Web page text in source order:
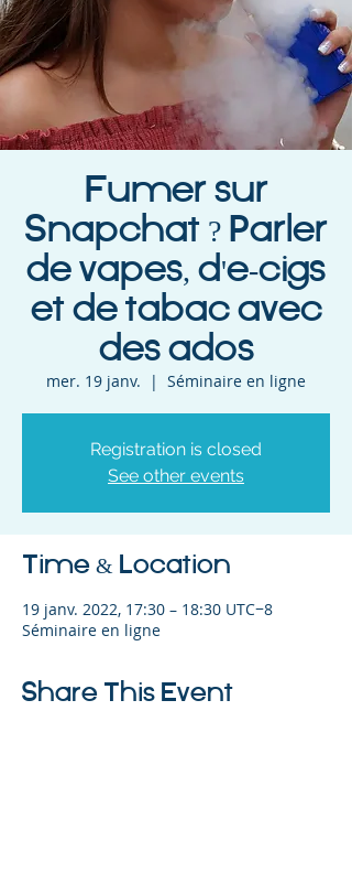
Fumer sur
Snapchat ? Parler
de vapes, d'e-cigs
et de tabac avec
des ados
mer. 19 janv.
  |
Séminaire en ligne
Registration is closed
See other events
Time & Location
19 janv. 2022, 17:30 – 18:30 UTC−8
Séminaire en ligne
Share This Event